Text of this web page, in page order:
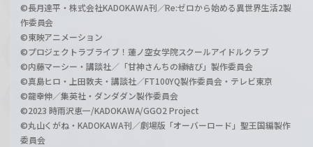
©長月達平・株式会社KADOKAWA刊／Re:ゼロから始める異世界生活2製
作委員会
©東映アニメーション
©プロジェクトラブライブ！蓮ノ空女学院スクールアイドルクラブ
©内藤マーシー・講談社／「甘神さんちの縁結び」製作委員会
©真島ヒロ・上田敦夫・講談社／FT100YQ製作委員会・テレビ東京
©龍幸伸／集英社・ダンダダン製作委員会
©2023 時雨沢恵一/KADOKAWA/GGO2 Project
©丸山くがね・KADOKAWA刊／劇場版「オーバーロード」聖王国編製作
委員会